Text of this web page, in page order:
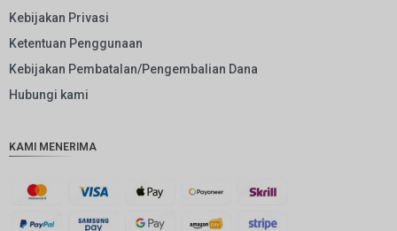
AUD
KRW
Kebijakan Privasi
Ketentuan Penggunaan
Kebijakan Pembatalan/Pengembalian Dana
Hubungi kami
KAMI MENERIMA